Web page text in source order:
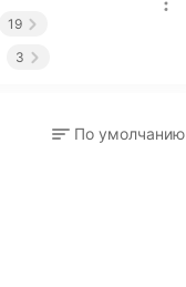
19
3
По умолчанию